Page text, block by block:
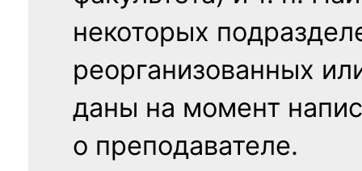
некоторых
реорганизованных
даны на момент
о преподавателе.